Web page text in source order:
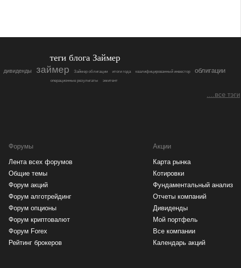
теги блога Займер
дивиденды займер Займер облигации итоги года квалифицированный инвестор облигации
операционные результаты эмитент
....все тэги
Форумы
Лента всех форумов
Общие темы
Форум акций
Форум алготрейдинг
Форум опционы
Форум криптовалют
Форум Forex
Рейтинг брокеров
Акции
Карта рынка
Котировки
Фундаментальный анализ
Отчеты компаний
Дивиденды
Мой портфель
Все компании
Календарь акций